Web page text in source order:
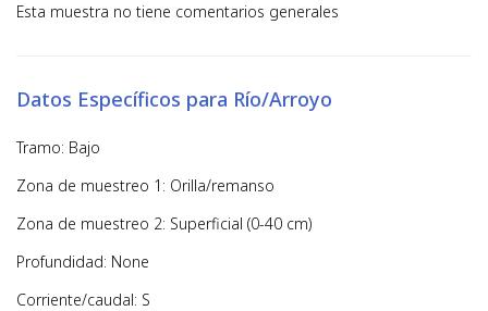
Esta muestra no tiene comentarios generales
Datos Específicos para Río/Arroyo
Tramo: Bajo
Zona de muestreo 1: Orilla/remanso
Zona de muestreo 2: Superficial (0-40 cm)
Profundidad: None
Corriente/caudal: S